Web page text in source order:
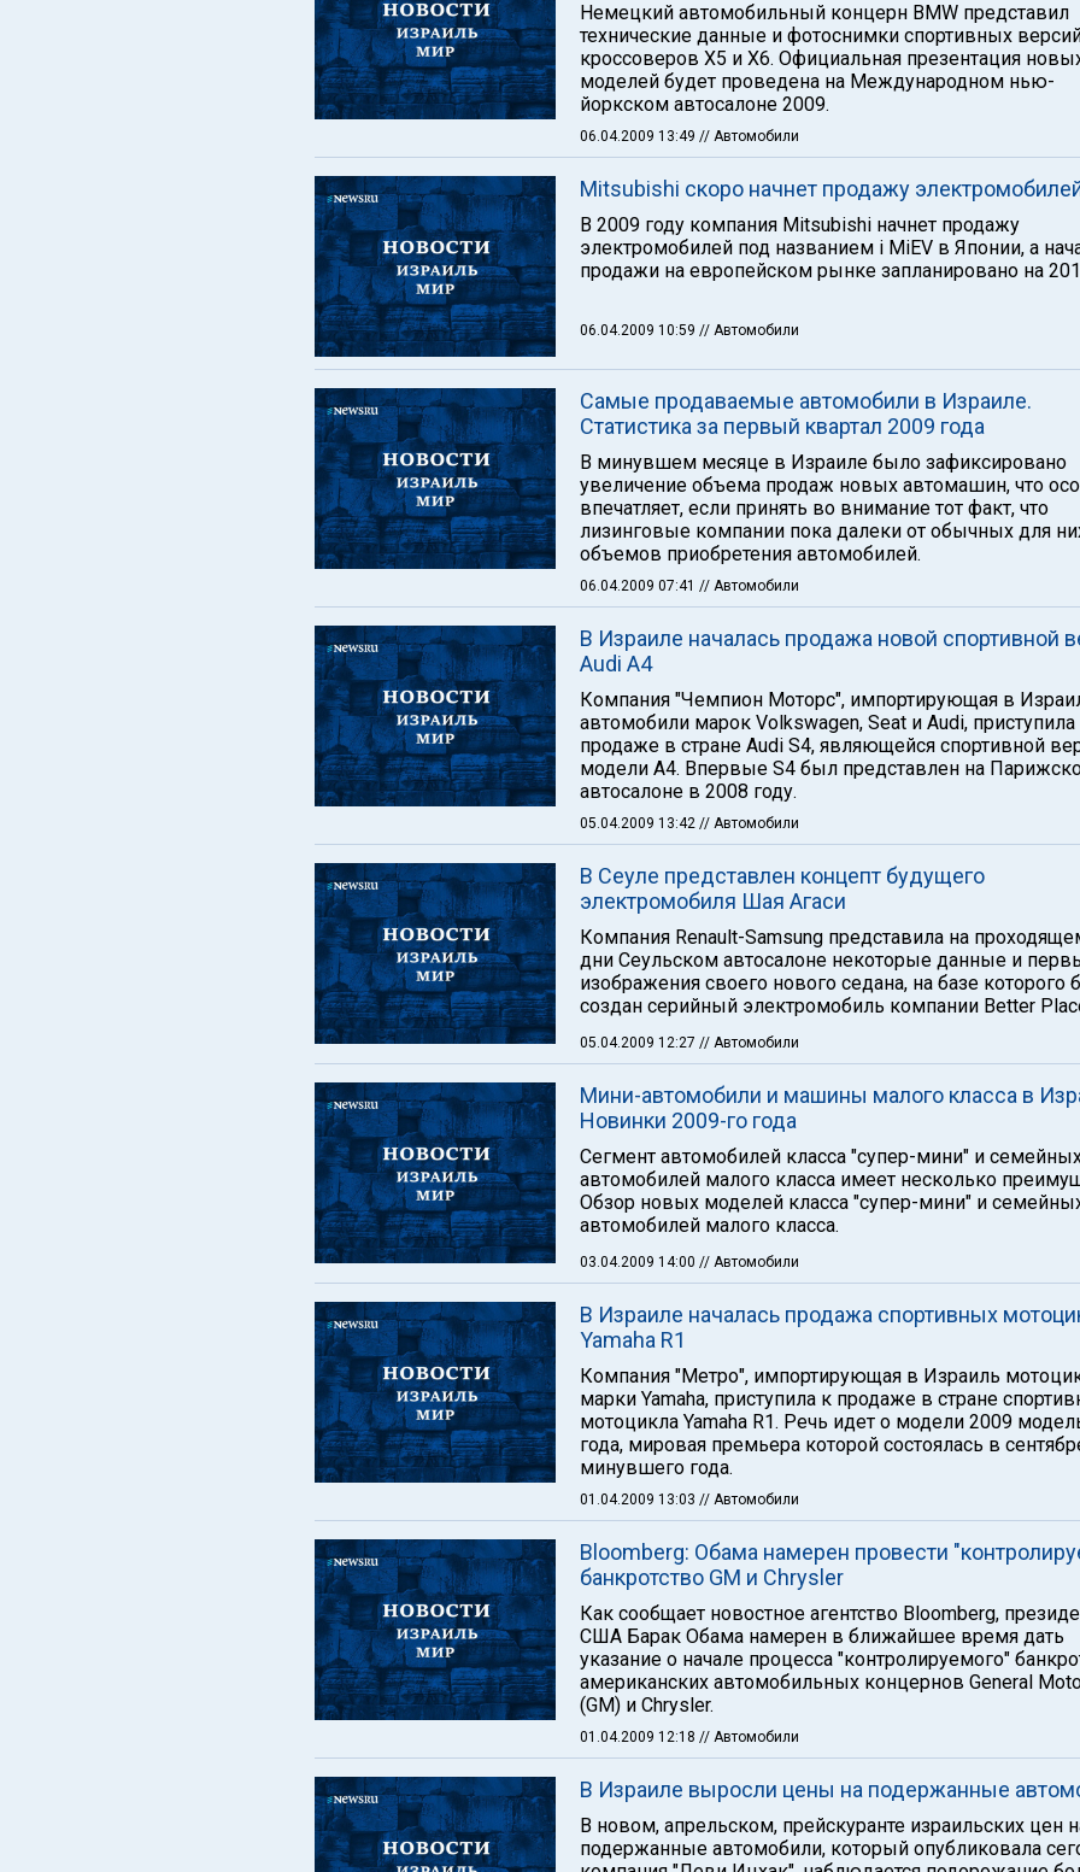
Немецкий автомобильный концерн BMW представил
технические данные и фотоснимки спортивных
кроссоверов Х5 и Х6. Официальная презентация
моделей будет проведена на Международном нью-
йоркском автосалоне 2009.
06.04.2009 13:49 // Автомобили
Mitsubishi скоро начнет продажу
В 2009 году компания Mitsubishi начнет продажу
электромобилей под названием i MiEV в Японии, а
продажи на европейском рынке запланировано на
06.04.2009 10:59 // Автомобили
Самые продаваемые автомобили в Израиле.
Статистика за первый квартал 2009 года
В минувшем месяце в Израиле было зафиксировано
увеличение объема продаж новых автомашин, что
впечатляет, если принять во внимание тот факт, что
лизинговые компании пока далеки от обычных для
объемов приобретения автомобилей.
06.04.2009 07:41 // Автомобили
В Израиле началась продажа новой спортивной
Audi A4
Компания "Чемпион Моторс", импортирующая в
автомобили марок Volkswagen, Seat и Audi, приступила
продаже в стране Audi S4, являющейся спортивной
модели A4. Впервые S4 был представлен на
автосалоне в 2008 году.
05.04.2009 13:42 // Автомобили
В Сеуле представлен концепт будущего
электромобиля Шая Агаси
Компания Renault-Samsung представила на
дни Сеульском автосалоне некоторые данные и
изображения своего нового седана, на базе которого
создан серийный электромобиль компании Better
05.04.2009 12:27 // Автомобили
Мини-автомобили и машины малого класса в
Новинки 2009-го года
Сегмент автомобилей класса "супер-мини" и
автомобилей малого класса имеет несколько
Обзор новых моделей класса "супер-мини" и
автомобилей малого класса.
03.04.2009 14:00 // Автомобили
В Израиле началась продажа спортивных
Yamaha R1
Компания "Метро", импортирующая в Израиль
марки Yamaha, приступила к продаже в стране
мотоцикла Yamaha R1. Речь идет о модели 2009
года, мировая премьера которой состоялась в
минувшего года.
01.04.2009 13:03 // Автомобили
Bloomberg: Обама намерен провести
банкротство GM и Chrysler
Как сообщает новостное агентство Bloomberg,
США Барак Обама намерен в ближайшее время дать
указание о начале процесса "контролируемого"
американских автомобильных концернов General
(GM) и Chrysler.
01.04.2009 12:18 // Автомобили
В Израиле выросли цены на подержанные
В новом, апрельском, прейскуранте израильских цен
подержанные автомобили, который опубликовала